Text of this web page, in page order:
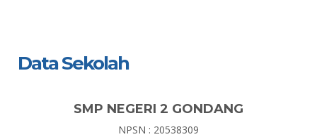
Data Sekolah
SMP NEGERI 2 GONDANG
NPSN : 20538309